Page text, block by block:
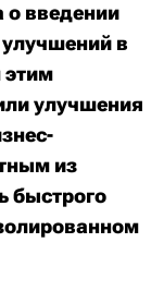
о введении
в
этим
улучшения
из
быстрого